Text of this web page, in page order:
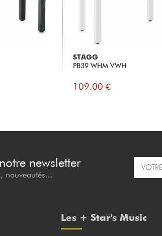
STAGG
PB39 WHM VWH
109.00 €
newsletter
nouveautés...
Les + Star's Music